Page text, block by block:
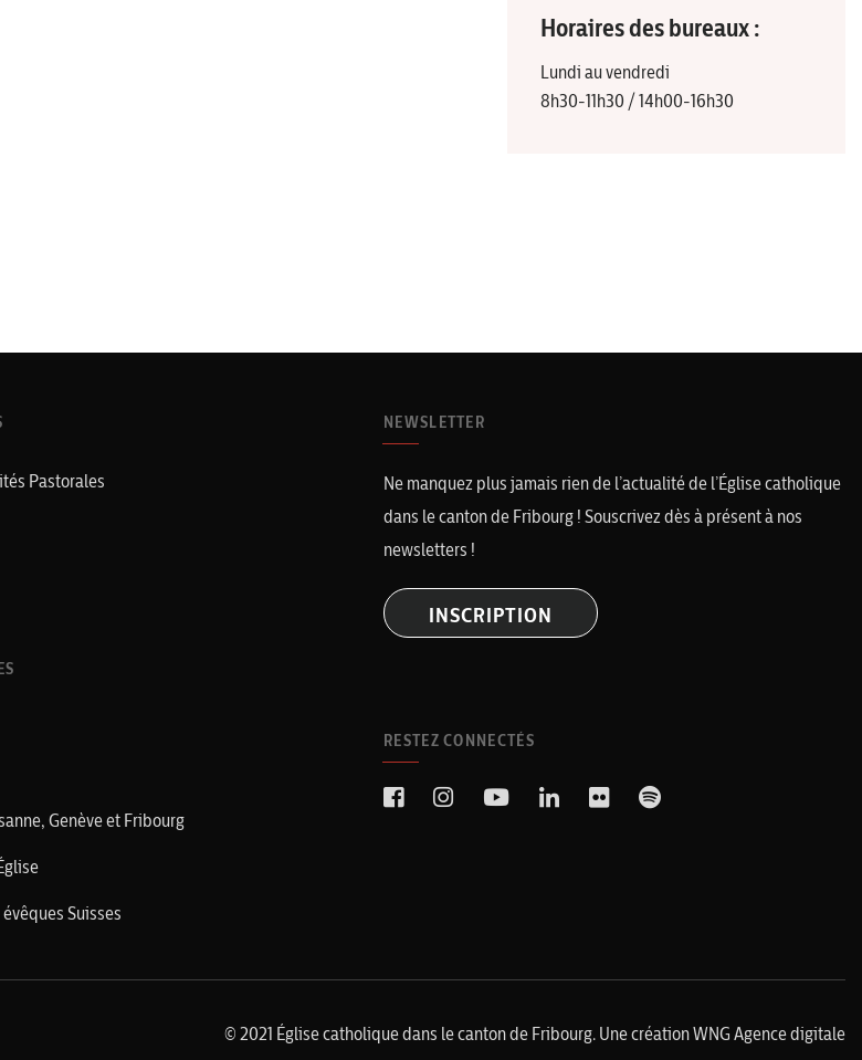
Horaires des bureaux :
Lundi au vendredi
8h30-11h30 / 14h00-16h30
Pastorales
Genève et Fribourg
Suisses
NEWSLETTER
Ne manquez plus jamais rien de l’actualité de l’Église catholique
dans le canton de Fribourg ! Souscrivez dès à présent à nos
newsletters !
INSCRIPTION
RESTEZ CONNECTÉS
© 2021 Église catholique dans le canton de Fribourg. Une créationWNG Agence digitale